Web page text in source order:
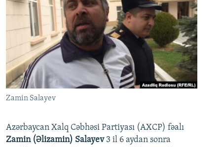
Zamin Salayev
Azərbaycan Xalq Cəbhəsi Partiyası (AXCP) fəalı
Zamin (Əlizamin) Salayev 3 il 6 aydan sonra